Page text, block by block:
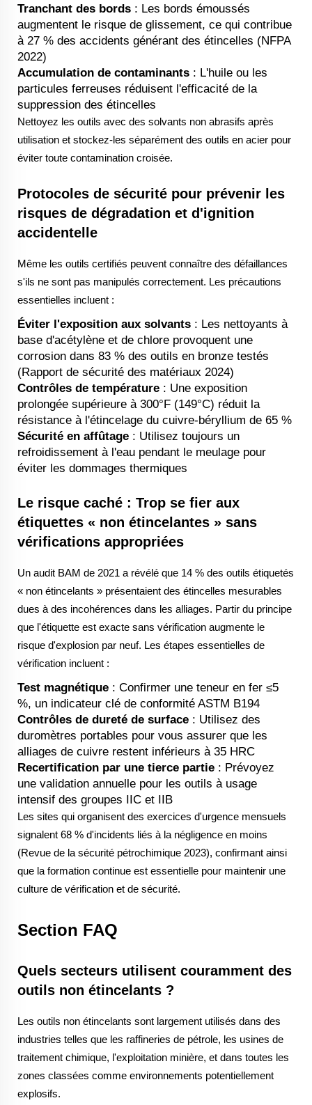
Tranchant des bords : Les bords émoussés
augmentent le risque de glissement, ce qui contribue
à 27 % des accidents générant des étincelles (NFPA
2022)
Accumulation de contaminants : L'huile ou les
particules ferreuses réduisent l'efficacité de la
suppression des étincelles
Nettoyez les outils avec des solvants non abrasifs après
utilisation et stockez-les séparément des outils en acier pour
éviter toute contamination croisée.
Protocoles de sécurité pour prévenir les
risques de dégradation et d'ignition
accidentelle
Même les outils certifiés peuvent connaître des défaillances
s'ils ne sont pas manipulés correctement. Les précautions
essentielles incluent :
Éviter l'exposition aux solvants : Les nettoyants à
base d'acétylène et de chlore provoquent une
corrosion dans 83 % des outils en bronze testés
(Rapport de sécurité des matériaux 2024)
Contrôles de température : Une exposition
prolongée supérieure à 300°F (149°C) réduit la
résistance à l'étincelage du cuivre-béryllium de 65 %
Sécurité en affûtage : Utilisez toujours un
refroidissement à l'eau pendant le meulage pour
éviter les dommages thermiques
Le risque caché : Trop se fier aux
étiquettes « non étincelantes » sans
vérifications appropriées
Un audit BAM de 2021 a révélé que 14 % des outils étiquetés
« non étincelants » présentaient des étincelles mesurables
dues à des incohérences dans les alliages. Partir du principe
que l'étiquette est exacte sans vérification augmente le
risque d'explosion par neuf. Les étapes essentielles de
vérification incluent :
Test magnétique : Confirmer une teneur en fer ≤5
%, un indicateur clé de conformité ASTM B194
Contrôles de dureté de surface : Utilisez des
duromètres portables pour vous assurer que les
alliages de cuivre restent inférieurs à 35 HRC
Recertification par une tierce partie : Prévoyez
une validation annuelle pour les outils à usage
intensif des groupes IIC et IIB
Les sites qui organisent des exercices d'urgence mensuels
signalent 68 % d'incidents liés à la négligence en moins
(Revue de la sécurité pétrochimique 2023), confirmant ainsi
que la formation continue est essentielle pour maintenir une
culture de vérification et de sécurité.
Section FAQ
Quels secteurs utilisent couramment des
outils non étincelants ?
Les outils non étincelants sont largement utilisés dans des
industries telles que les raffineries de pétrole, les usines de
traitement chimique, l'exploitation minière, et dans toutes les
zones classées comme environnements potentiellement
explosifs.